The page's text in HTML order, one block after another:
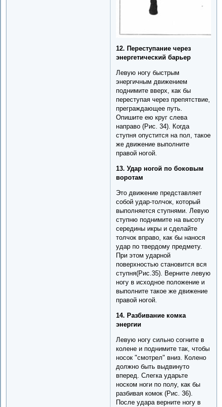
12. Переступание через
энергетический барьер
Левую ногу быстрым
энергичным движением
поднимите вверх, как бы
переступая через препятствие,
преграждающее путь.
Опишите ею круг слева
направо (Рис. 34). Когда
ступня опустится на пол, такое
же движение выполните
правой ногой.
13. Удар ногой по боковым
воротам
Это движение представляет
собой удар-толчок, который
выполняется ступнями. Левую
ступню поднимите на высоту
середины икры и сделайте
толчок вправо, как бы нанося
удар по твердому предмету.
При этом ударной
поверхностью становится вся
ступня(Рис.35). Верните левую
ногу в исходное положение и
выполните такое же движение
правой ногой.
14. Разбивание комка
энергии
Левую ногу сильно согните в
колене и поднимите так, чтобы
носок "смотрел" вниз. Колено
должно быть выдвинуто
вперед. Слегка ударьте
носком ноги по полу, как бы
разбивая комок (Рис. 36).
После удара верните ногу в